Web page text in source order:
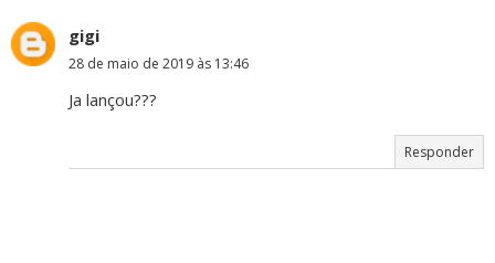
gigi
28 de maio de 2019 às 13:46
Ja lançou???
Responder